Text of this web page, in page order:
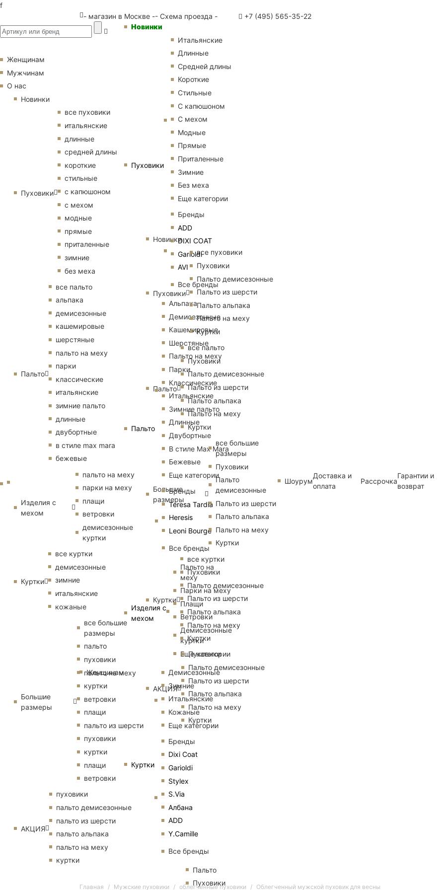
f
- магазин в Москве -- Схема проезда - +7 (495) 565-35-22
Женщинам
Новинки
Пуховики
Итальянские
Длинные
Средней длины
Короткие
Стильные
С капюшоном
С мехом
Модные
Прямые
Приталенные
Зимние
Без меха
Еще категории
Бренды
ADD
DIXI COAT
Garioldi
AVI
Все бренды
Пальто
Альпака
Демисезонные
Кашемировые
Шерстяные
Пальто на меху
Парки
Классические
Итальянские
Зимние пальто
Длинные
Двубортные
В стиле Max Mara
Бежевые
Еще категории
Бренды
Teresa Tardia
Heresis
Leoni Bourge
Все бренды
Изделия с
мехом
Пальто на
меху
Парки на меху
Плащи
Ветровки
Демисезонные
куртки
Еще категории
Куртки
Демисезонные
Зимние
Итальянские
Кожаные
Еще категории
Бренды
Dixi Coat
Garioldi
Stylex
S.Via
Албана
ADD
Y.Camille
Все бренды
Пальто
Пуховики
Женщинам
Мужчинам
О нас
Новинки
Пуховики
все пуховики
итальянские
длинные
средней длины
короткие
стильные
с капюшоном
с мехом
модные
прямые
приталенные
зимние
без меха
Пальто
все пальто
альпака
демисезонные
кашемировые
шерстяные
пальто на меху
парки
классические
итальянские
зимние пальто
длинные
двубортные
в стиле max mara
бежевые
Изделия с
мехом
пальто на меху
парки на меху
плащи
ветровки
демисезонные
куртки
Куртки
все куртки
демисезонные
зимние
итальянские
кожаные
Большие
размеры
все большие
размеры
пальто
пуховики
пальто на меху
куртки
ветровки
плащи
пальто из шерсти
пуховики
куртки
плащи
ветровки
АКЦИЯ
пуховики
пальто демисезонные
пальто из шерсти
пальто альпака
пальто на меху
куртки
Новинки
Пуховики
все пуховики
Пуховики
Пальто демисезонные
Пальто из шерсти
Пальто альпака
Пальто на меху
Куртки
Пальто
все пальто
Пуховики
Пальто демисезонные
Пальто из шерсти
Пальто альпака
Пальто на меху
Куртки
Большие
размеры
все большие
размеры
Пуховики
Пальто
демисезонные
Пальто из шерсти
Пальто альпака
Пальто на меху
Куртки
Куртки
все куртки
Пуховики
Пальто демисезонные
Пальто из шерсти
Пальто альпака
Пальто на меху
Куртки
АКЦИЯ
Пуховики
Пальто демисезонные
Пальто из шерсти
Пальто альпака
Пальто на меху
Куртки
Шоурум
Доставка и
оплата
Рассрочка
Гарантии и
возврат
Главная Мужские пуховики облегченные пуховики Облегченный мужской пуховик для весны